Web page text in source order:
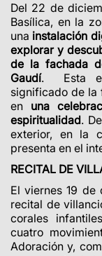
Del 22 de
Basílica, en la
una instalación
explorar y
de la fachada
Gaudí. Esta
significado de la
en una
espiritualidad.
exterior, en la
presenta en el
RECITAL DE
El viernes 19 de
recital de
corales
cuatro
Adoración y,